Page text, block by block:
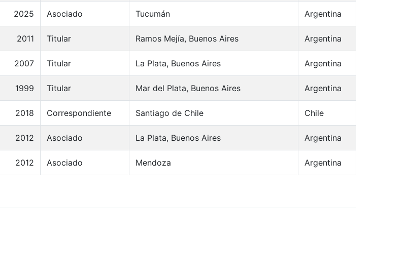
2025 Asociado Tucumán Argentina
2011 Titular Ramos Mejía, Buenos Aires Argentina
2007 Titular La Plata, Buenos Aires Argentina
1999 Titular Mar del Plata, Buenos Aires Argentina
2018 Correspondiente Santiago de Chile Chile
2012 Asociado La Plata, Buenos Aires Argentina
2012 Asociado Mendoza Argentina